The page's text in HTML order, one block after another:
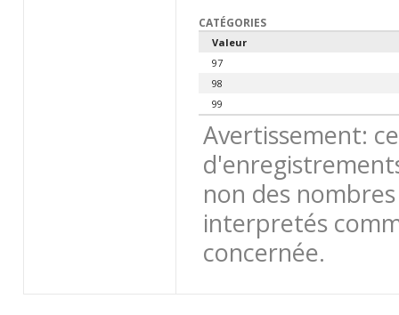
CATÉGORIES
Valeur
97
98
99
Avertissement:
non des
interpretés
concernée.